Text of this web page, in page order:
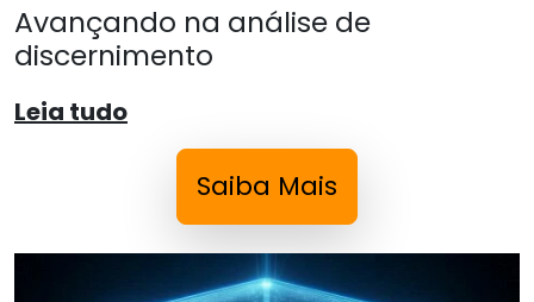
Avançando na análise de
discernimento
Leia tudo
Saiba Mais